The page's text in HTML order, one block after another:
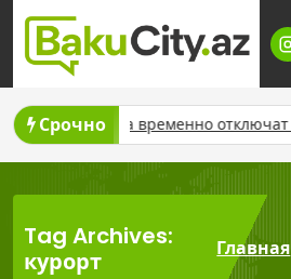
Skip
content
Срочно
7 августа временно отключат газ
Tag Archives:
курорт
Главная